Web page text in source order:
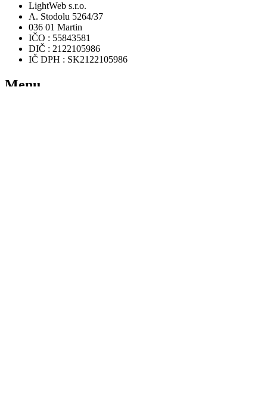
LightWeb s.r.o.
A. Stodolu 5264/37
036 01 Martin
IČO : 55843581
DIČ : 2122105986
IČ DPH : SK2122105986
Menu